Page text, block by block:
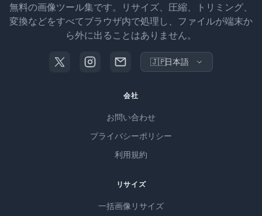
無料の画像ツール集です。リサイズ、圧縮、トリミング、
変換などをすべてブラウザ内で処理し、ファイルが端末か
ら外に出ることはありません。
🇯🇵日本語
会社
お問い合わせ
プライバシーポリシー
利用規約
リサイズ
一括画像リサイズ